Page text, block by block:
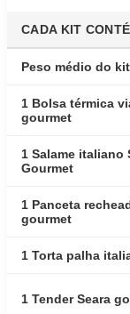
CADA KIT
Peso médio do kit
1 Bolsa térmica
gourmet
1 Salame italiano
Gourmet
1 Panceta
gourmet
1 Torta palha
1 Tender Seara